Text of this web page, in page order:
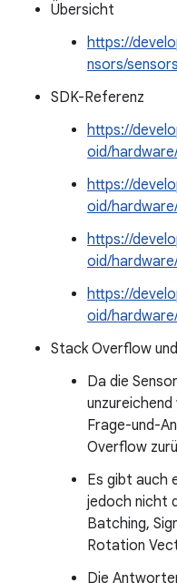
Übersicht
https://
nsors/
SDK-Referenz
https://
oid/
https://
oid/
https://
oid/
https://
oid/
Stack Overflow
Da die
Frage-und-
Overflow
Es gibt auch
jedoch nicht
Batching,
Rotation
Die